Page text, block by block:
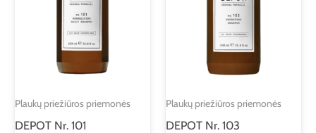
Plaukų priežiūros priemonės
DEPOT Nr. 101
Plaukų priežiūros priemonės
DEPOT Nr. 103